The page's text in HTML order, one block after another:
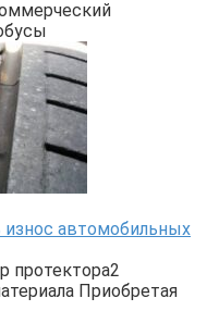
износ автомобильных
протектора2
Приобретая